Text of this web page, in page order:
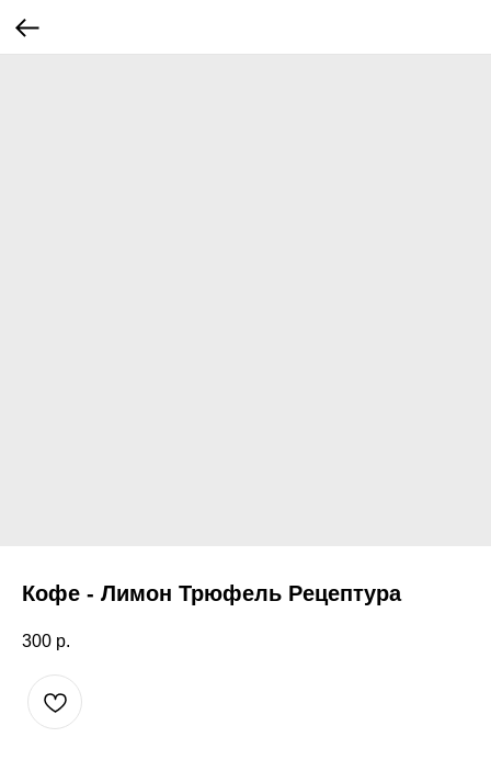
Кофе - Лимон Трюфель Рецептура
300 р.